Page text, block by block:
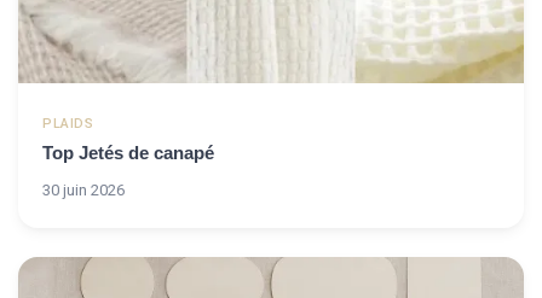
PLAIDS
Top Jetés de canapé
30 juin 2026